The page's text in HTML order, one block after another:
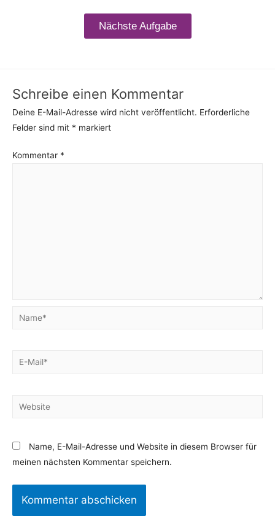
Nächste Aufgabe
Schreibe einen Kommentar
Deine E-Mail-Adresse wird nicht veröffentlicht. Erforderliche
Felder sind mit * markiert
Kommentar *
Name, E-Mail-Adresse und Website in diesem Browser für
meinen nächsten Kommentar speichern.